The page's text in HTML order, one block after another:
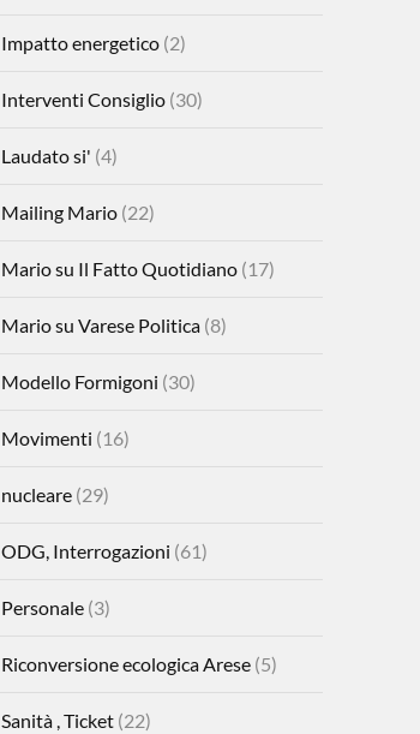
Impatto energetico(2)
Interventi Consiglio(30)
Laudato si' (4)
Mailing Mario(22)
Mario su Il Fatto Quotidiano(17)
Mario su Varese Politica(8)
Modello Formigoni (30)
Movimenti (16)
nucleare(29)
ODG, Interrogazioni (61)
Personale(3)
Riconversione ecologica Arese(5)
Sanità , Ticket(22)